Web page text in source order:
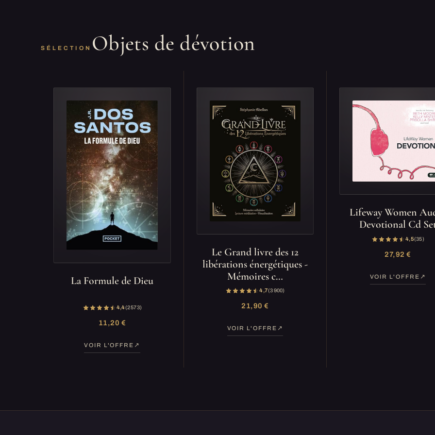
SÉLECTION Objets de dévotion
La Formule de Dieu
4,4(2 573)
11,20 €
VOIR L'OFFRE
Le Grand livre des 12
libérations énergétiques -
Mémoires c…
4,7(3 900)
21,90 €
VOIR L'OFFRE
Lifeway Women
Devotional Cd
4,5(35)
27,92 €
VOIR L'OFFRE